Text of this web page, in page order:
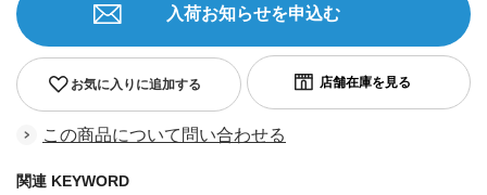
お気に入りに追加する
入荷お知らせを申込む
この商品について問い合わせる
関連 KEYWORD